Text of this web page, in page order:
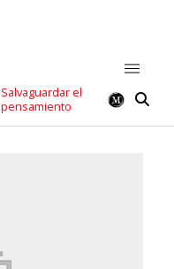
Salvaguardar el
pensamiento